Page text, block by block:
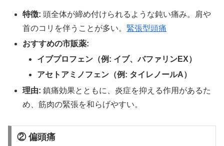
特徴: 頭全体が締め付けられるような鈍い痛み。肩や
首のコリを伴うことが多い。 緊張型頭痛
おすすめの市販薬:
イブプロフェン（例: イブ、バファリンEX）
アセトアミノフェン（例: タイレノールA）
理由: 鎮痛効果とともに、炎症を抑える作用があるた
め、筋肉の緊張を和らげやすい。
② 偏頭痛